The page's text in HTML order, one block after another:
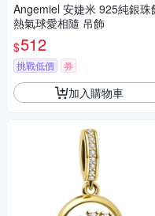
Angemiel 安婕米 925純銀珠
熱氣球愛相隨 吊飾
$512
挑戰低價 券
加入購物車